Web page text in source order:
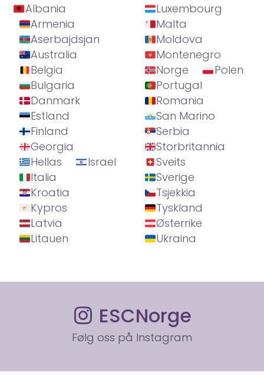
Albania
Armenia
Aserbajdsjan
Australia
Belgia
Bulgaria
Danmark
Estland
Finland
Georgia
Hellas
Israel
Italia
Kroatia
Kypros
Latvia
Litauen
Luxembourg
Malta
Moldova
Montenegro
Norge
Polen
Portugal
Romania
San Marino
Serbia
Storbritannia
Sveits
Sverige
Tsjekkia
Tyskland
Østerrike
Ukraina
ESCNorge
Følg oss på Instagram